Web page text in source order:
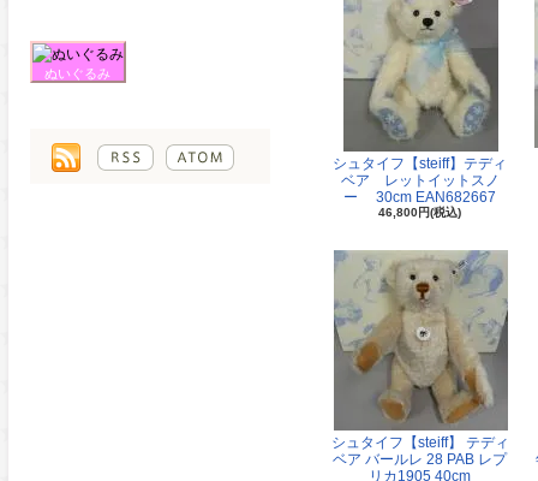
ぬいぐるみ
シュタイフ【steiff】テディ
ベア レットイットスノ
ー 30cm EAN682667
46,800円(税込)
シュタイフ【steiff】 テディ
ベア バールレ 28 PAB レプ
リカ1905 40cm